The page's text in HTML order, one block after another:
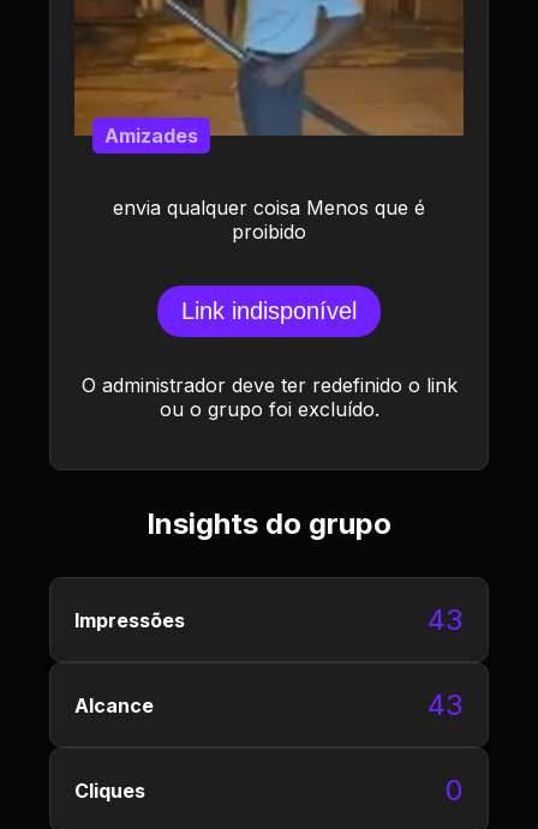
envia qualquer coisa Menos que é
proibido
Amizades
Link indisponível
O administrador deve ter redefinido o link
ou o grupo foi excluído.
Insights do grupo
Impressões 43
Alcance 43
Cliques 0